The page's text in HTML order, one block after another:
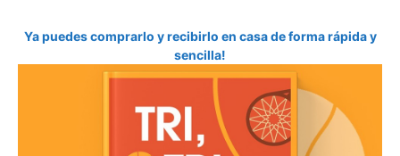
Ya puedes comprarlo y recibirlo en casa de forma rápida y
sencilla!